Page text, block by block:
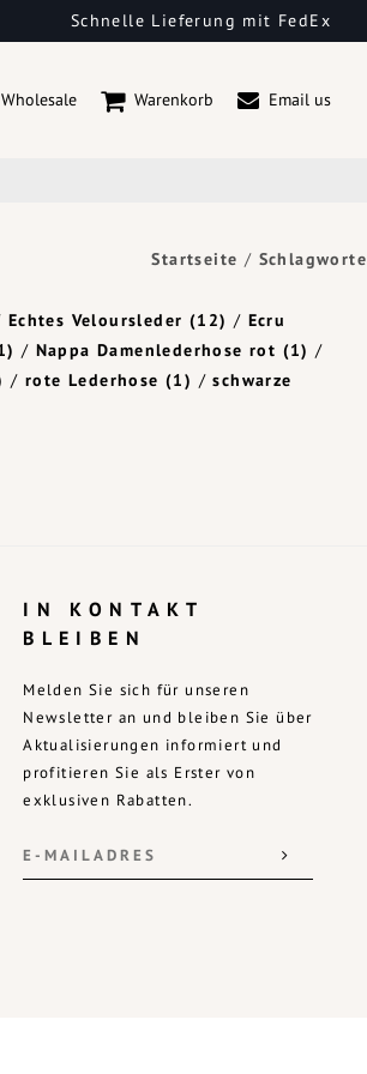
Schnelle Lieferung mit FedEx
Wholesale Warenkorb Email us
Startseite / Schlagworte
Echtes Veloursleder (12) / Ecru
/ Nappa Damenlederhose rot (1) /
/rote Lederhose(1) /schwarze
IN KONTAKT
BLEIBEN
Melden Sie sich für unseren
Newsletter an und bleiben Sie über
Aktualisierungen informiert und
profitieren Sie als Erster von
exklusiven Rabatten.